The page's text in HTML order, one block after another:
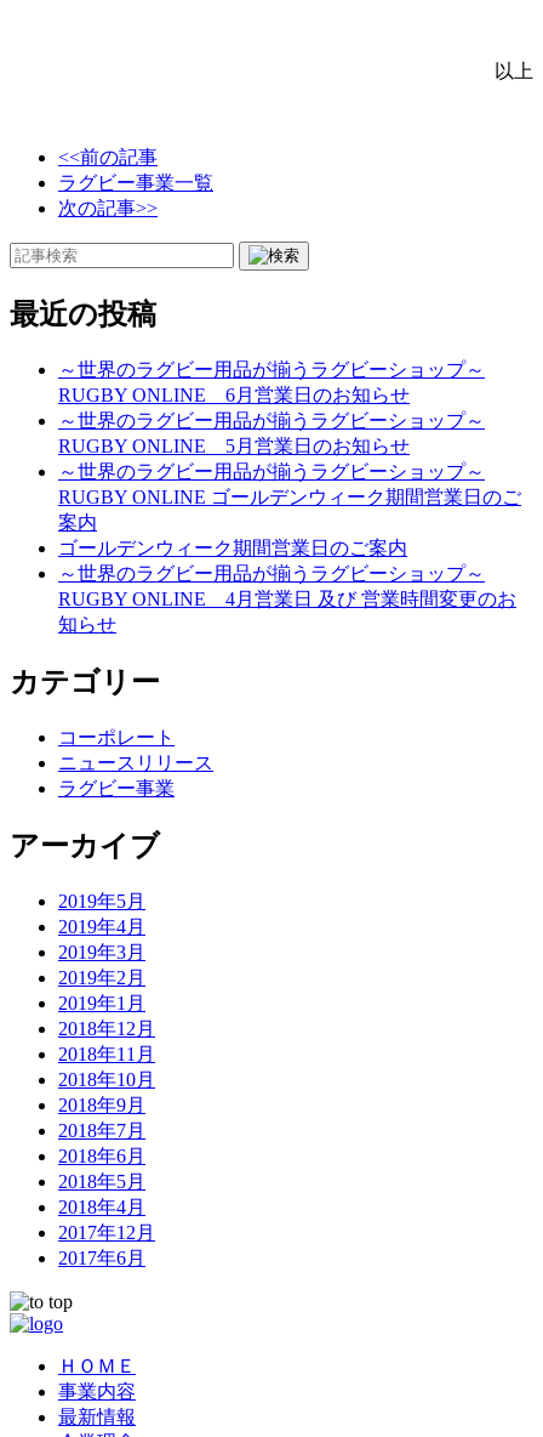
以上
<<前の記事
ラグビー事業一覧
次の記事>>
最近の投稿
～世界のラグビー用品が揃うラグビーショップ～
RUGBY ONLINE 6月営業日のお知らせ
～世界のラグビー用品が揃うラグビーショップ～
RUGBY ONLINE 5月営業日のお知らせ
～世界のラグビー用品が揃うラグビーショップ～
RUGBY ONLINE ゴールデンウィーク期間営業日のご
案内
ゴールデンウィーク期間営業日のご案内
～世界のラグビー用品が揃うラグビーショップ～
RUGBY ONLINE 4月営業日 及び 営業時間変更のお
知らせ
カテゴリー
コーポレート
ニュースリリース
ラグビー事業
アーカイブ
2019年5月
2019年4月
2019年3月
2019年2月
2019年1月
2018年12月
2018年11月
2018年10月
2018年9月
2018年7月
2018年6月
2018年5月
2018年4月
2017年12月
2017年6月
ＨＯＭＥ
事業内容
最新情報